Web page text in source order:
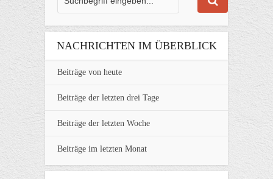
NACHRICHTEN IM ÜBERBLICK
Beiträge von heute
Beiträge der letzten drei Tage
Beiträge der letzten Woche
Beiträge im letzten Monat